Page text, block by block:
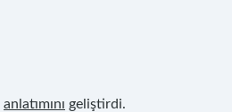
anlatımını geliştirdi.